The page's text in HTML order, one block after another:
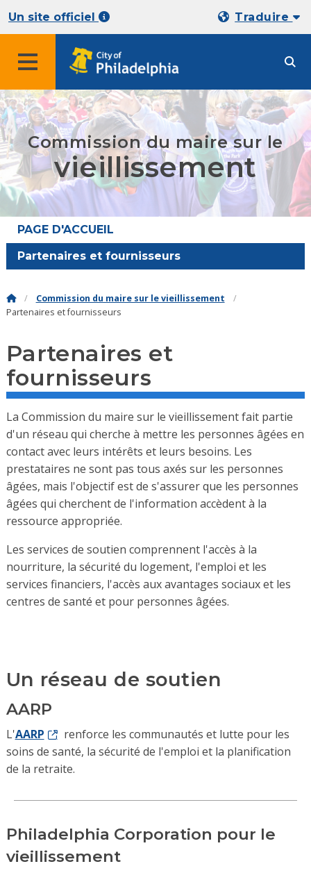
Un site officiel Traduire
Commission du maire sur le
vieillissement
PAGE D'ACCUEIL
Partenaires et fournisseurs
Commission du maire sur le vieillissement
Partenaires et fournisseurs
Partenaires et
fournisseurs
La Commission du maire sur le vieillissement fait partie
d'un réseau qui cherche à mettre les personnes âgées en
contact avec leurs intérêts et leurs besoins. Les
prestataires ne sont pas tous axés sur les personnes
âgées, mais l'objectif est de s'assurer que les personnes
âgées qui cherchent de l'information accèdent à la
ressource appropriée.
Les services de soutien comprennent l'accès à la
nourriture, la sécurité du logement, l'emploi et les
services financiers, l'accès aux avantages sociaux et les
centres de santé et pour personnes âgées.
Un réseau de soutien
AARP
L'AARP
renforce les communautés et lutte pour les
soins de santé, la sécurité de l'emploi et la planification
de la retraite.
Philadelphia Corporation pour le
vieillissement